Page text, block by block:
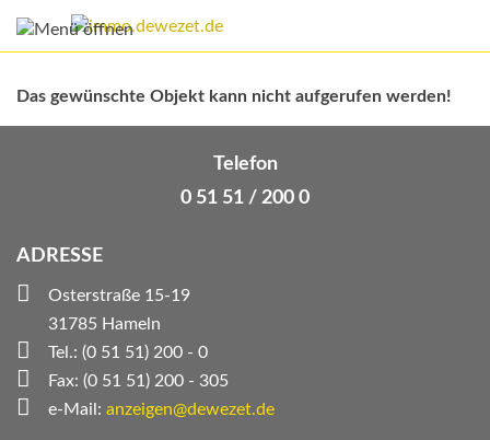
Das gewünschte Objekt kann nicht aufgerufen werden!
Telefon
0 51 51 / 200 0
ADRESSE
Osterstraße 15-19
31785 Hameln
Tel.: (0 51 51) 200 - 0
Fax: (0 51 51) 200 - 305
e-Mail: anzeigen@dewezet.de